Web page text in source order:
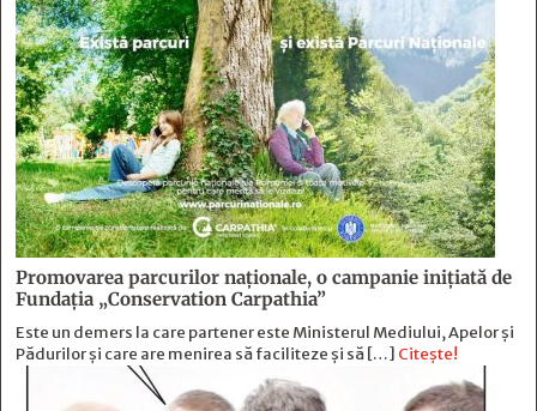
Promovarea parcurilor naționale, o campanie inițiată de
Fundația „Conservation Carpathia”
Este un demers la care partener este Ministerul Mediului, Apelor și
Pădurilor și care are menirea să faciliteze și să […] Citește!